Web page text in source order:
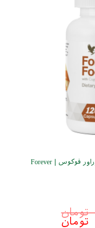
مکمل تمرکز و تقویت حافظه فوراور فوکوس | Forever
تومان
تومان